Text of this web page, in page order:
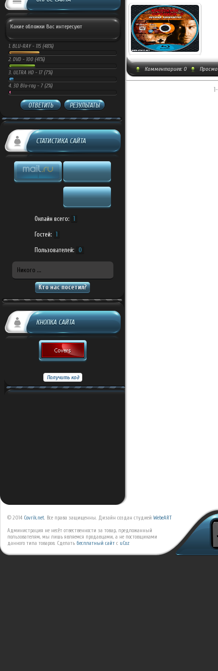
Какие обложки Вас интересуют
1. BLU-RAY - 115 (48%)
2. DVD - 100 (41%)
3. ULTRA HD - 17 (7%)
4. 3D Blu-ray - 7 (2%)
ОТВЕТИТЬ РЕЗУЛЬТАТЫ
СТАТИСТИКА САЙТА
Онлайн всего: 1
Гостей: 1
Пользователей: 0
Никого ...
Кто нас посетил?
КНОПКА САЙТА
Комментариев: 0
© 2014 Covrik.net. Все права защищенны. Дизайн создан студией WebeART
Администрация не несёт отвественности за товар, предложанный
пользователям, мы лишь являемся продавцами, а не постовщиками
данного типа товаров. Сделать бесплатный сайт с uCoz